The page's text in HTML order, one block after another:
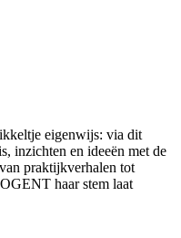
eigenwijs: via dit
inzichten en ideeën met de
praktijkverhalen tot
haar stem laat